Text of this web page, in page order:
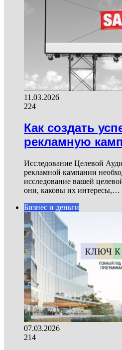
11.03.2026
224
Как создать
рекламную
Исследование Целевой
рекламной кампании
исследование вашей
они, каковы их интересы,…
Бизнес и деньги
07.03.2026
214